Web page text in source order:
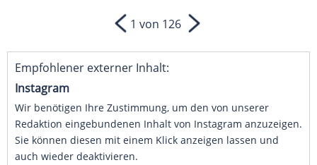
1 von 126
Empfohlener externer Inhalt:
Instagram
Wir benötigen Ihre Zustimmung, um den von unserer
Redaktion eingebundenen Inhalt von Instagram anzuzeigen.
Sie können diesen mit einem Klick anzeigen lassen und
auch wieder deaktivieren.